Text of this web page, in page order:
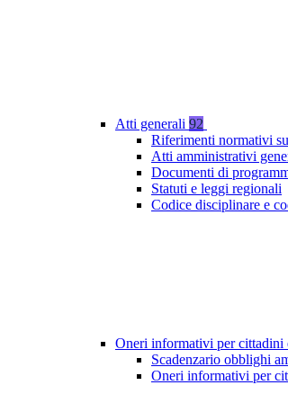
Atti generali 92
Riferimenti normativi
Atti amministrativi
Documenti di
Statuti e leggi regionali
Codice disciplinare e
Oneri informativi per cittadini
Scadenzario obblighi
Oneri informativi per